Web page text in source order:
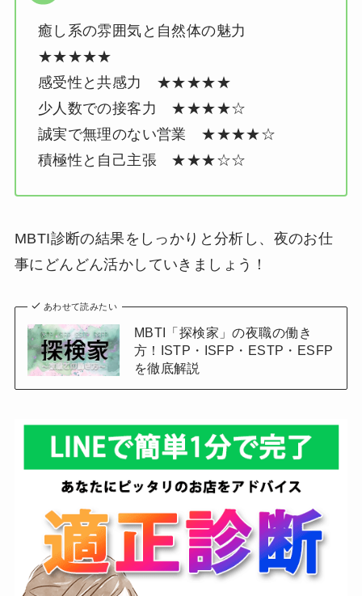
癒し系の雰囲気と自然体の魅力
★★★★★
感受性と共感力 ★★★★★
少人数での接客力 ★★★★☆
誠実で無理のない営業 ★★★★☆
積極性と自己主張 ★★★☆☆
MBTI診断の結果をしっかりと分析し、夜のお仕
事にどんどん活かしていきましょう！
あわせて読みたい
MBTI「探検家」の夜職の働き
方！ISTP・ISFP・ESTP・ESFP
を徹底解説